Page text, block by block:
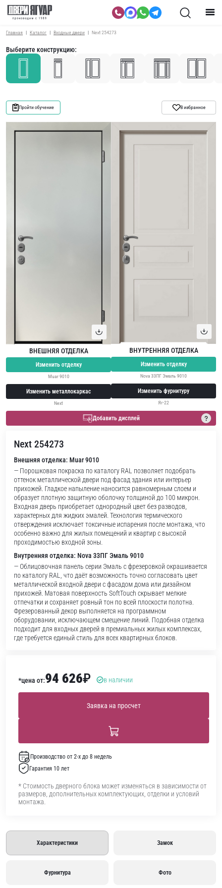
Главная Каталог Входные двери Next 254273
Выберите конструкцию:
Пройти обучение В избранное
ВНЕШНЯЯ ОТДЕЛКА
Изменить отделку
Muar 9010
Изменить металлокаркас
Next
ВНУТРЕННЯЯ ОТДЕЛКА
Изменить отделку
Nova 33ПГ Эмаль 9010
Изменить фурнитуру
Яг-22
Добавить дисплей
Next 254273
Внешняя отделка: Muar 9010
— Порошковая покраска по каталогу RAL позволяет подобрать
оттенок металлической двери под фасад здания или интерьер
прихожей. Гладкое напыление наносится равномерным слоем и
образует плотную защитную оболочку толщиной до 100 микрон.
Входная дверь приобретает однородный цвет без разводов,
характерных для жидких эмалей. Технология термического
отверждения исключает токсичные испарения после монтажа, что
особенно важно для жилых помещений и квартир с высокой
проходимостью входной зоны.
Внутренняя отделка: Nova 33ПГ Эмаль 9010
— Облицовочная панель серии Эмаль с фрезеровкой окрашивается
по каталогу RAL, что даёт возможность точно согласовать цвет
металлической входной двери с фасадом дома или дизайном
прихожей. Матовая поверхность SoftTouch скрывает мелкие
отпечатки и сохраняет ровный тон по всей плоскости полотна.
Фрезерованный декор выполняется на программном
оборудовании, исключающем смещение линий. Подобная отделка
подходит для входных дверей в премиальных жилых комплексах,
где требуется единый стиль для всех квартирных блоков.
*цена от:94 626₽ в наличии
Заявка на просчет
Производство от 2-х до 8 недель
Гарантия 10 лет
* Стоимость дверного блока может изменяться в зависимости от
размеров, дополнительных комплектующих, отделки и условий
монтажа.
Характеристики Замок
Фурнитура Фото